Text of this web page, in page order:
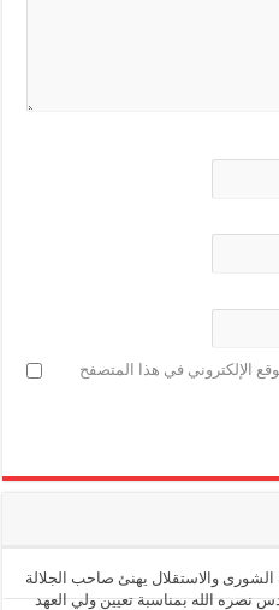
الإلكتروني في هذا المتصفح
الشورى والاستقلال يهنئ صاحب الجلالة
نصره الله بمناسبة تعيين ولي العهد